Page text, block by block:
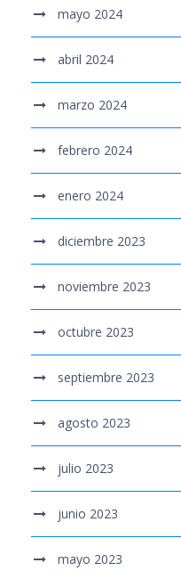
mayo 2024
abril 2024
marzo 2024
febrero 2024
enero 2024
diciembre 2023
noviembre 2023
octubre 2023
septiembre 2023
agosto 2023
julio 2023
junio 2023
mayo 2023